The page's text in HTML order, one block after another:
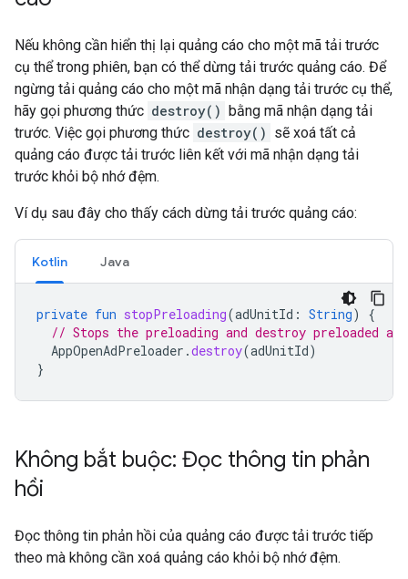
Nếu không cần hiển thị lại quảng cáo cho một mã tải trước
cụ thể trong phiên, bạn có thể dừng tải trước quảng cáo. Để
ngừng tải quảng cáo cho một mã nhận dạng tải trước cụ thể,
hãy gọi phương thức destroy() bằng mã nhận dạng tải
trước. Việc gọi phương thức destroy() sẽ xoá tất cả
quảng cáo được tải trước liên kết với mã nhận dạng tải
trước khỏi bộ nhớ đệm.
Ví dụ sau đây cho thấy cách dừng tải trước quảng cáo:
Kotlin Java
private fun stopPreloading(adUnitId : String)
{
// Stops the preloading and destroy preloaded
AppOpenAdPreloader .destroy(adUnitId)
}
Không bắt buộc: Đọc thông tin phản
hồi
Đọc thông tin phản hồi của quảng cáo được tải trước tiếp
theo mà không cần xoá quảng cáo khỏi bộ nhớ đệm.